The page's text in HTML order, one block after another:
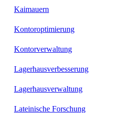
Kaimauern
Kontoroptimierung
Kontorverwaltung
Lagerhausverbesserung
Lagerhausverwaltung
Lateinische Forschung